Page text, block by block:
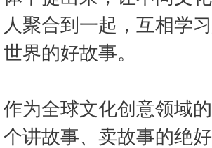
人聚合到一起，互相学
世界的好故事。
作为全球文化创意领域
个讲故事、卖故事的绝